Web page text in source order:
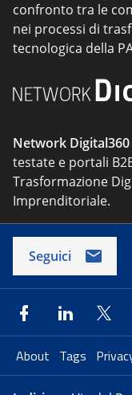
confronto tra le
nei processi di
tecnologica della
Network Digital360
testate e portali
Trasformazione
Imprenditoriale.
Seguici
About Tags